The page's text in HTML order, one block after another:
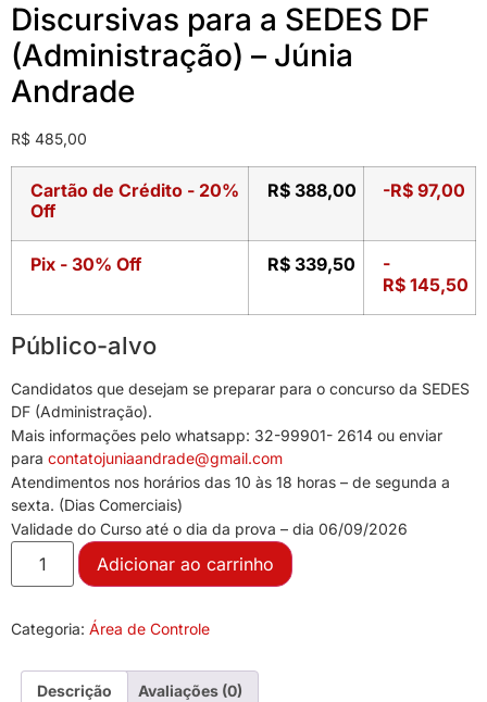
Discursivas para a SEDES DF
(Administração) – Júnia
Andrade
R$ 485,00
Cartão de Crédito - 20%
Off
R$ 388,00 -R$ 97,00
Pix - 30% Off R$ 339,50
-
R$ 145,50
Público-alvo
Candidatos que desejam se preparar para o concurso da SEDES
DF (Administração).
Mais informações pelo whatsapp: 32-99901- 2614 ou enviar
para contatojuniaandrade@gmail.com
Atendimentos nos horários das 10 às 18 horas – de segunda a
sexta. (Dias Comerciais)
Validade do Curso até o dia da prova – dia 06/09/2026
Adicionar ao carrinho
Categoria: Área de Controle
Descrição Avaliações (0)